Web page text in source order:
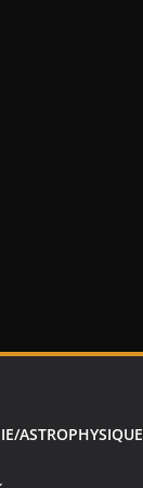
ASTROPHYSIQUE